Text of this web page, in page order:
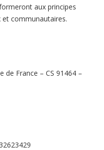
aux principes
communautaires.
de France – CS 91464 –